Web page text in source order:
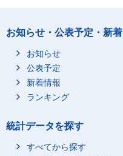
お知らせ・公表予定・新着
お知らせ
公表予定
新着情報
ランキング
統計データを探す
すべてから探す